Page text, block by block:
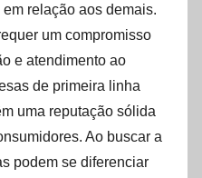
relação aos demais.
um compromisso
e atendimento ao
de primeira linha
uma reputação sólida
Ao buscar a
podem se diferenciar